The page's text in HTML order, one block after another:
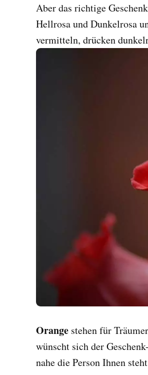
Aber das richtige
Hellrosa und Dunkelrosa
vermitteln, drücken
Orange stehen für
wünscht sich der
nahe die Person Ihnen